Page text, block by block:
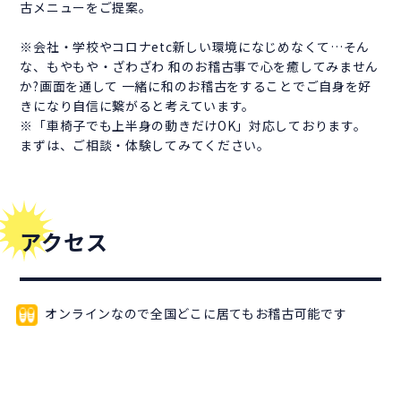
古メニューをご提案。
※会社・学校やコロナetc新しい環境になじめなくて…そん
な、もやもや・ざわざわ 和のお稽古事で心を癒してみません
か?画面を通して 一緒に和のお稽古をすることでご自身を好
きになり自信に繋がると考えています。
※「車椅子でも上半身の動きだけOK」対応しております。
まずは、ご相談・体験してみてください。
アクセス
オンラインなので全国どこに居てもお稽古可能です